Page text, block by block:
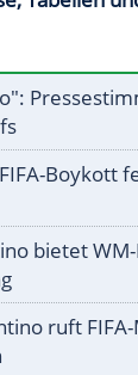
Boykott
bietet
ruft